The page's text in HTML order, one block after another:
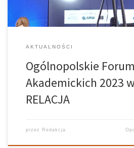
AKTUALNOŚCI
Ogólnopolskie
Akademickich 2023
RELACJA
przez Redakcja